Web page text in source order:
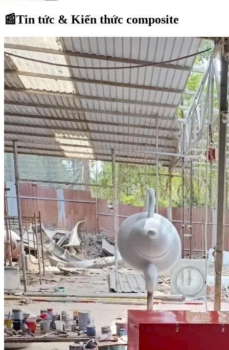
📰Tin tức & Kiến thức composite